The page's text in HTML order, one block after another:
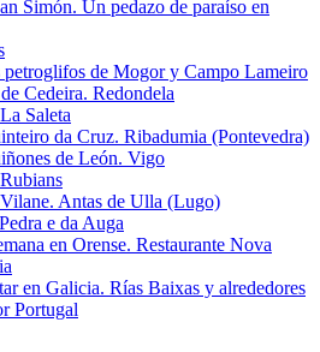
Simón. Un pedazo de paraíso en
petroglifos de Mogor y Campo Lameiro
Cedeira. Redondela
Saleta
da Cruz. Ribadumia (Pontevedra)
de León. Vigo
Antas de Ulla (Lugo)
e da Auga
en Orense. Restaurante Nova
en Galicia. Rías Baixas y alrededores
Portugal